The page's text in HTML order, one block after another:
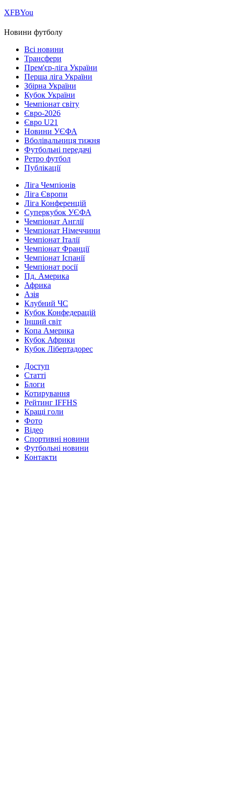
ХFBYou
Новини футболу
Всі новини
Трансфери
Прем'єр-ліга України
Перша ліга України
Збірна України
Кубок України
Чемпіонат світу
Євро-2026
Євро U21
Новини УЄФА
Вболівальниця тижня
Футбольні передачі
Ретро футбол
Публікації
Ліга Чемпіонів
Ліга Європи
Ліга Конференцій
Суперкубок УЄФА
Чемпіонат Англії
Чемпіонат Німеччини
Чемпіонат Італії
Чемпіонат Франції
Чемпіонат Іспанії
Чемпіонат росії
Пд. Америка
Африка
Азія
Клубний ЧС
Кубок Конфедерацій
Інший світ
Копа Америка
Кубок Африки
Кубок Лібертадорес
Доступ
Статті
Блоги
Котирування
Рейтинг IFFHS
Кращі голи
Фото
Відео
Спортивні новини
Футбольні новини
Контакти